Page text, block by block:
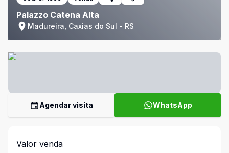
Palazzo Catena Alta
Madureira, Caxias do Sul - RS
Agendar visita WhatsApp
Valor venda